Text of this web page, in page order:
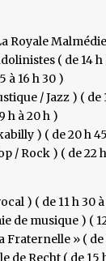
Royale
( de 14 h
à 16 h 30 )
/ Jazz ) ( de
h à 20 h )
) ( de 20 h
/ Rock ) ( de 22 h
) ( de 11 h 30 à
de musique ) (
» ( de
de Recht ( de 15